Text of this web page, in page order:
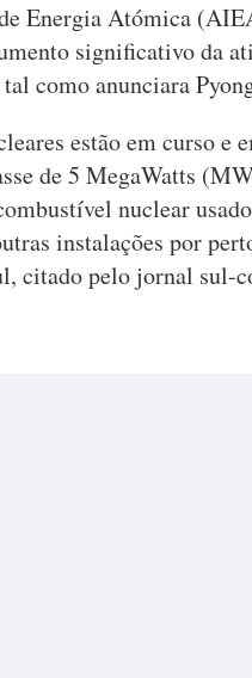
Energia Atómica
significativo da
como anunciara
estão em curso e
de 5 MegaWatts
nuclear
instalações por
citado pelo jornal sul-